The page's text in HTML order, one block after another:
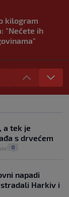
kilogram
"Nećete ih
iskustava.
savjeta
a
a tek je
s drvećem
0
napadi
Harkiv i